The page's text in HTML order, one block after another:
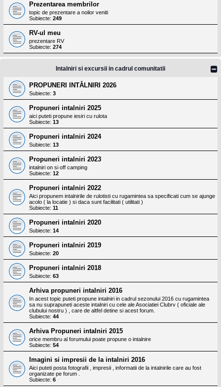
Prezentarea membrilor
topic de prezentare a noilor veniti
Subiecte: 249
RV-ul meu
prezentare RV
Subiecte: 274
Intalniri si excursii in cadrul comunitatii
PROPUNERI INTÂLNIRI 2026
Subiecte: 3
Propuneri intalniri 2025
aici puteti propune iesiri cu rulota
Subiecte: 13
Propuneri intalniri 2024
Subiecte: 13
Propuneri intalniri 2023
intalniri on si off camping
Subiecte: 12
Propuneri intalniri 2022
Aici propunem intalnirile de rulotisti cu rugamintea sa specificati cum se ajunge
acolo ( la locatie ) si daca sunt facilitati ( utilitati )
Subiecte: 11
Propuneri intalniri 2020
Subiecte: 14
Propuneri intalniri 2019
Subiecte: 20
Propuneri intalniri 2018
Subiecte: 63
Arhiva propuneri intalniri 2016
In acest topic puteti propune intalniri in cadrul sezonului 2016 cu rugamintea
sa nu suprapuneti aceste intalniri cu cele ale Asociatiei Clubrv ( oficiale ale
clubului nostru ) , care de altfel detine si acest forum.
Subiecte: 44
Arhiva Propuneri intalniri 2015
orice membru al forumului poate propune o intalnire
Subiecte: 54
Imagini si impresii de la intalniri 2016
Aici puteti posta fotografii , impresii , informatii de la intalnirile care au fost
organizate pe forum .
Subiecte: 6